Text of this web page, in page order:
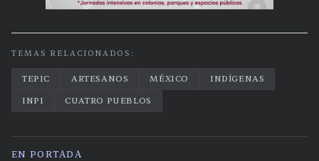
TEMAS RELACIONADOS:
TEPIC ARTESANOS MÉXICO
INDÍGENAS
INPI
CUATRO PUEBLOS
EN PORTADA